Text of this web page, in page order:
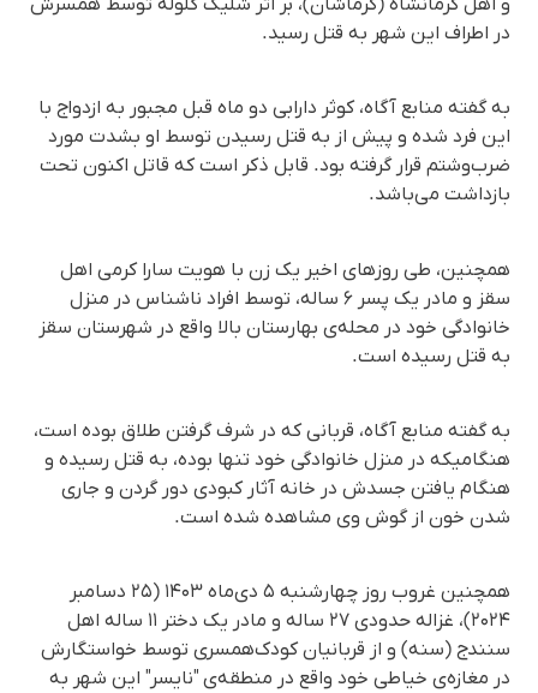
در اطراف این شهر به قتل رسید.
به گفته منابع آگاه، کوثر دارابی دو ماه قبل مجبور به ازدواج با
این فرد شده و پیش از به قتل رسیدن توسط او بشدت مورد
ضرب‌وشتم قرار گرفته بود. قابل ذکر است که قاتل اکنون تحت
بازداشت می‌باشد.
همچنین، طی روزهای اخیر یک زن با هویت سارا کرمی اهل
سقز و مادر یک پسر ۶ ساله، توسط افراد ناشناس در منزل
خانوادگی خود در محله‌ی بهارستان بالا واقع در شهرستان سقز
به قتل رسیده است.
به گفته منابع آگاه، قربانی که در شرف گرفتن طلاق بوده است،
هنگامیکه در منزل خانوادگی خود تنها بوده، به قتل رسیده و
هنگام یافتن جسدش در خانه آثار کبودی دور گردن و جاری
شدن خون از گوش وی مشاهده شده است.
همچنین غروب روز چهارشنبه ۵ دی‌ماه ۱۴۰۳ (۲۵ دسامبر
۲۰۲۴)، غزاله حدودی ۲۷ ساله و مادر یک دختر ۱۱ ساله اهل
سنندج (سنه) و از قربانیان کودک‌همسری توسط خواستگارش
در مغازه‌ی خیاطی خود واقع در منطقه‌ی "نایسر" این شهر به